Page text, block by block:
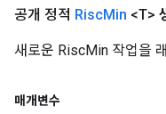
공개 정적 RiscMin <T>
새로운 RiscMin 작업을
매개변수